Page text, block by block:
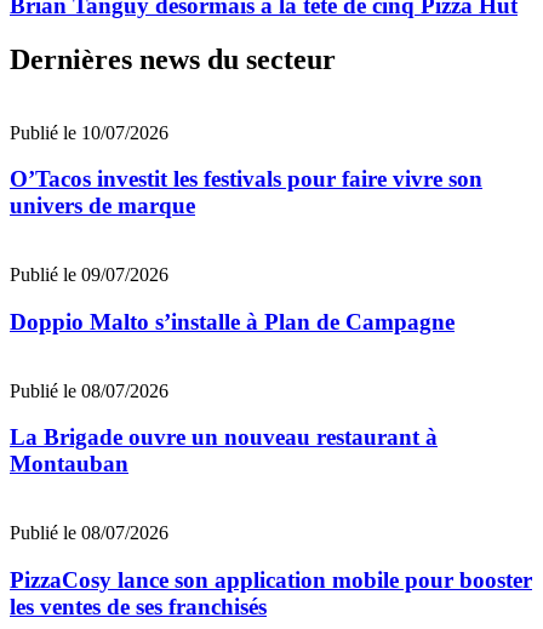
Brian Tanguy désormais à la tête de cinq Pizza Hut
Dernières news du secteur
Publié le 10/07/2026
O’Tacos investit les festivals pour faire vivre son
univers de marque
Publié le 09/07/2026
Doppio Malto s’installe à Plan de Campagne
Publié le 08/07/2026
La Brigade ouvre un nouveau restaurant à
Montauban
Publié le 08/07/2026
PizzaCosy lance son application mobile pour booster
les ventes de ses franchisés